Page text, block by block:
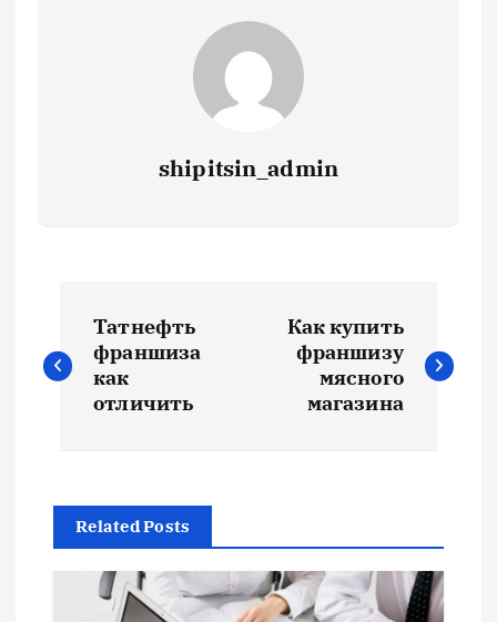
shipitsin_admin
а
г
а
Татнефть
франшиза
как
отличить
Как купить
франшизу
мясного
магазина
Related Posts